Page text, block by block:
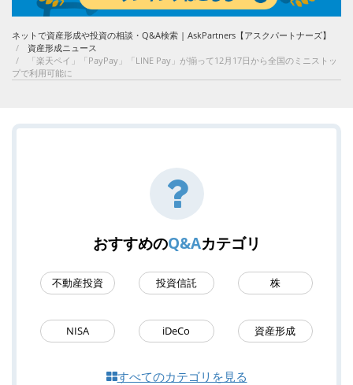
ネットで資産形成や投資の相談・Q&A検索 | AskPartners【アスクパートナーズ】
資産形成ニュース
「楽天ペイ」「PayPay」「LINE Pay」が揃って12月17日から全国のミニストッ
プで利用可能に
おすすめのQ&Aカテゴリ
不動産投資 投資信託 株
NISA iDeCo 資産形成
すべてのカテゴリを見る